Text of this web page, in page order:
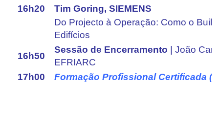
16h20
Tim Goring, SIEMENS
Do Projecto à Operação: Como o
Edifícios
16h50
Sessão de Encerramento | João
EFRIARC
17h00
Formação Profissional Certificada